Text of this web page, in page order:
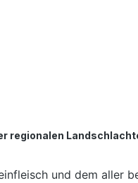
und dem aller